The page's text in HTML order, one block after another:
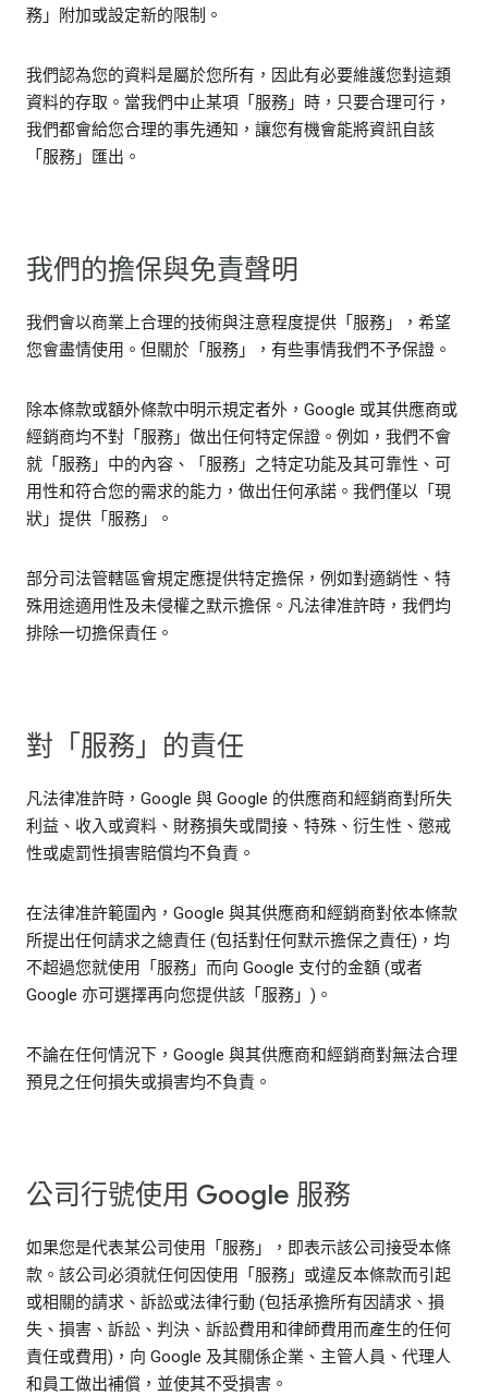
務」附加或設定新的限制。
我們認為您的資料是屬於您所有，因此有必要維護您對這類
資料的存取。當我們中止某項「服務」時，只要合理可行，
我們都會給您合理的事先通知，讓您有機會能將資訊自該
「服務」匯出。
我們的擔保與免責聲明
我們會以商業上合理的技術與注意程度提供「服務」，希望
您會盡情使用。但關於「服務」，有些事情我們不予保證。
除本條款或額外條款中明示規定者外，Google 或其供應商或
經銷商均不對「服務」做出任何特定保證。例如，我們不會
就「服務」中的內容、「服務」之特定功能及其可靠性、可
用性和符合您的需求的能力，做出任何承諾。我們僅以「現
狀」提供「服務」。
部分司法管轄區會規定應提供特定擔保，例如對適銷性、特
殊用途適用性及未侵權之默示擔保。凡法律准許時，我們均
排除一切擔保責任。
對「服務」的責任
凡法律准許時，Google 與 Google 的供應商和經銷商對所失
利益、收入或資料、財務損失或間接、特殊、衍生性、懲戒
性或處罰性損害賠償均不負責。
在法律准許範圍內，Google 與其供應商和經銷商對依本條款
所提出任何請求之總責任 (包括對任何默示擔保之責任)，均
不超過您就使用「服務」而向 Google 支付的金額 (或者
Google 亦可選擇再向您提供該「服務」)。
不論在任何情況下，Google 與其供應商和經銷商對無法合理
預見之任何損失或損害均不負責。
公司行號使用 Google 服務
如果您是代表某公司使用「服務」，即表示該公司接受本條
款。該公司必須就任何因使用「服務」或違反本條款而引起
或相關的請求、訴訟或法律行動 (包括承擔所有因請求、損
失、損害、訴訟、判決、訴訟費用和律師費用而產生的任何
責任或費用)，向 Google 及其關係企業、主管人員、代理人
和員工做出補償，並使其不受損害。